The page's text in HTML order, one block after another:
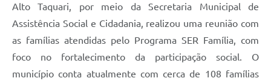
Alto Taquari, por meio da Secretaria Municipal de
Assistência Social e Cidadania, realizou uma reunião com
as famílias atendidas pelo Programa SER Família, com
foco no fortalecimento da participação social. O
município conta atualmente com cerca de 108 famílias